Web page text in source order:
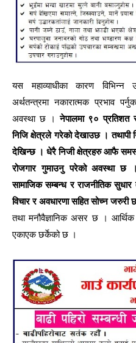
यस महाव्याधीका कारण विभिन्न
अर्थतन्त्रमा नकारात्मक प्रभाव
अवस्था छ ।नेपालमा ९० प्रतिशत
निजि क्षेत्रले गरेको देखाउछ । तथापी
देखिन्छ । धेरै निजी क्षेत्रहरु आफै
रोजगार गुमाउनु परेको अवस्था छ
सामाजिक सम्बन्ध र राजनीतिक सुधार
विचार र अवधारणा सहित सोच्न जरुरी
तथा मनौवैज्ञानिक असर छ । आर्थिक
एकाएक छर्केको छ ।